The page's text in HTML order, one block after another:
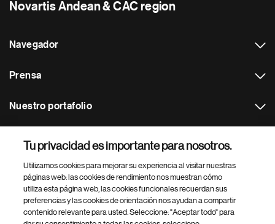
Novartis Andean & CAC region
Navegador
Prensa
Nuestro portafolio
Footer Site Search
Tu privacidad es importante para nosotros.
Utilizamos cookies para mejorar su experiencia al visitar nuestras
páginas web: las cookies de rendimiento nos muestran cómo
utiliza esta página web, las cookies funcionales recuerdan sus
preferencias y las cookies de orientación nos ayudan a compartir
contenido relevante para usted. Seleccione: "Aceptar todo" para